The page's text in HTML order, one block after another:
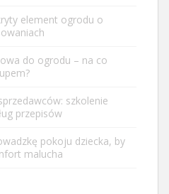
element ogrodu o
do ogrodu – na co
szkolenie
przepisów
pokoju dziecka, by
malucha